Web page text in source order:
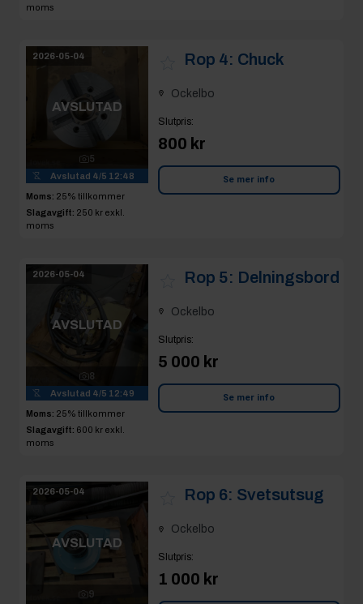
moms
2026-05-04
AVSLUTAD
5
Avslutad 4/5 12:48
Moms: 25% tillkommer
Slagavgift: 250 kr exkl.
moms
Rop 4: Chuck
Ockelbo
Slutpris:
800 kr
Se mer info
2026-05-04
AVSLUTAD
8
Avslutad 4/5 12:49
Moms: 25% tillkommer
Slagavgift: 600 kr exkl.
moms
Rop 5: Delningsbord
Ockelbo
Slutpris:
5 000 kr
Se mer info
2026-05-04
AVSLUTAD
9
Rop 6: Svetsutsug
Ockelbo
Slutpris:
1 000 kr